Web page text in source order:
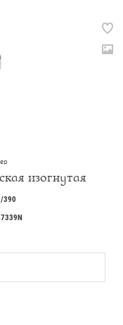
изогнутая
390